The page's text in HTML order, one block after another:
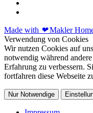
Made with ❤Makler
Verwendung von Cookies
Wir nutzen Cookies auf
notwendig während
Erfahrung zu verbessern.
fortfahren diese Webseite
Nur Notwendige